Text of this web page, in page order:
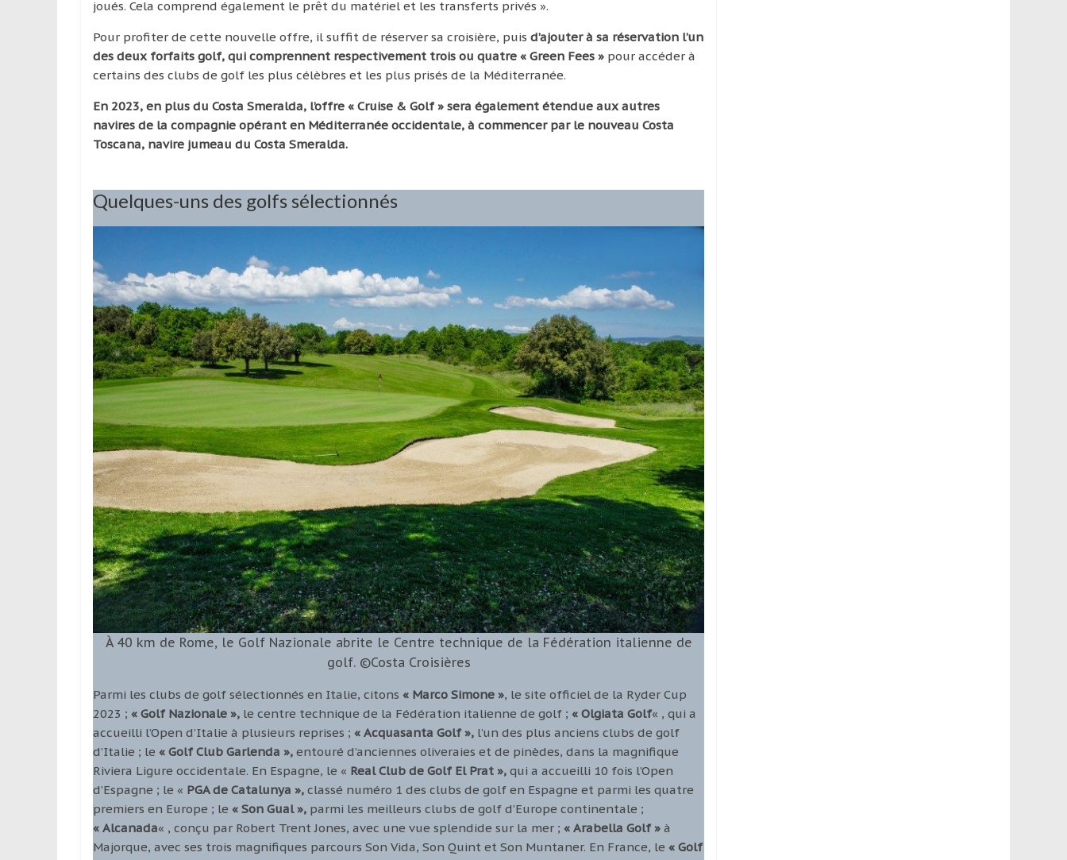
joués. Cela comprend également le prêt du matériel et les transferts privés ».
Pour profiter de cette nouvelle offre, il suffit de réserver sa croisière, puis d’ajouter à sa réservation l’un
des deux forfaits golf, qui comprennent respectivement trois ou quatre « Green Fees » pour accéder à
certains des clubs de golf les plus célèbres et les plus prisés de la Méditerranée.
En 2023, en plus du Costa Smeralda, l’offre « Cruise & Golf » sera également étendue aux autres
navires de la compagnie opérant en Méditerranée occidentale, à commencer par le nouveau Costa
Toscana, navire jumeau du Costa Smeralda.
Quelques-uns des golfs sélectionnés
À 40 km de Rome, le Golf Nazionale abrite le Centre technique de la Fédération italienne de
golf. ©Costa Croisières
Parmi les clubs de golf sélectionnés en Italie, citons « Marco Simone », le site officiel de la Ryder Cup
2023 ; « Golf Nazionale », le centre technique de la Fédération italienne de golf ; « Olgiata Golf« , qui a
accueilli l’Open d’Italie à plusieurs reprises ; « Acquasanta Golf », l’un des plus anciens clubs de golf
d’Italie ; le « Golf Club Garlenda », entouré d’anciennes oliveraies et de pinèdes, dans la magnifique
Riviera Ligure occidentale. En Espagne, le « Real Club de Golf El Prat », qui a accueilli 10 fois l’Open
d’Espagne ; le « PGA de Catalunya », classé numéro 1 des clubs de golf en Espagne et parmi les quatre
premiers en Europe ; le « Son Gual », parmi les meilleurs clubs de golf d’Europe continentale ;
« Alcanada« , conçu par Robert Trent Jones, avec une vue splendide sur la mer ; « Arabella Golf » à
Majorque, avec ses trois magnifiques parcours Son Vida, Son Quint et Son Muntaner. En France, le « Golf